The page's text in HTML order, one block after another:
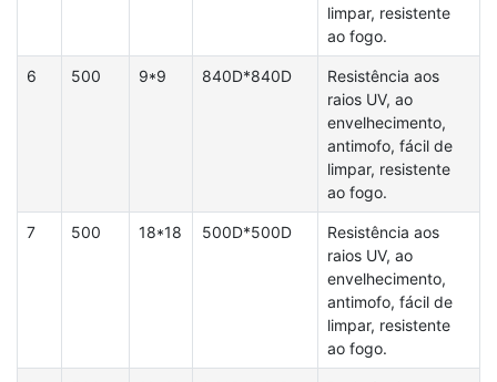
limpar, resistente
ao fogo.
6 500 9*9 840D*840D
Resistência aos
raios UV, ao
envelhecimento,
antimofo, fácil de
limpar, resistente
ao fogo.
7 500 18*18 500D*500D
Resistência aos
raios UV, ao
envelhecimento,
antimofo, fácil de
limpar, resistente
ao fogo.